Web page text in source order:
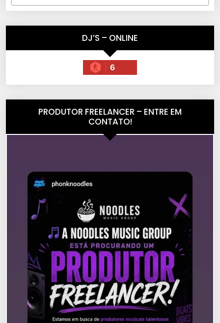
DJ’S – ONLINE
6
PRODUTOR FREELANCER – ENTRE EM
CONTATO!